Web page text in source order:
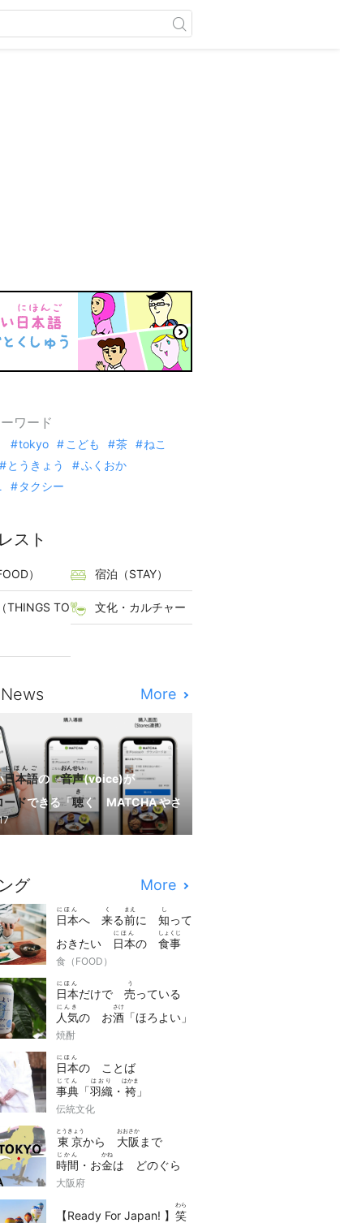
ワード
tokyo こども 茶
ねこ
とうきょう
ふくおか
タクシー
スト
） 宿泊（STAY）
THINGS TO 文化・カルチャー
More
日本語
にほんご
の音声
おんせい
(voice)が
ードできる「聴
き
く MATCHA やさ
ご
」が 始
はじ
まりました！
グ More
日本
にほん
へ 来
く
る前
まえ
に 知
し
って
おきたい
日本
にほん
の 食事
しょくじ
の マナー
manner
食（FOOD）
日本
にほん
だけで 売
う
っている
人気
にんき
の お酒
さけ
「ほろよい」
は どんな お
焼酎
日本
にほん
の ことば
事典
じてん
「羽織
はおり
・ 袴
はかま
」
伝統文化
東京
とうきょう
から 大阪
おおさか
まで
時間
じかん
・お金
かね
は どのぐら
い かかる？
た！
大阪府
【Ready For Japan! 】 笑
わら